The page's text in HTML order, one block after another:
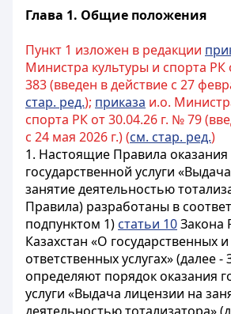
Глава 1. Общие положения
Пункт 1 изложен в редакции
Министра культуры и спорта РК
383 (введен в действие с 27
стар. ред.); приказа и.о.
спорта РК от 30.04.26 г. № 79
с 24 мая 2026 г.) (см. стар. ред.)
1. Настоящие Правила оказания
государственной услуги
занятие деятельностью
Правила) разработаны в
подпунктом 1) статьи 10Закона
Казахстан «О государственных
ответственных услугах» (далее -
определяют порядок оказания
услуги «Выдача лицензии на